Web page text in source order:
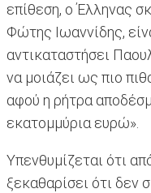
επίθεση, ο Έλληνας
Φώτης Ιωαννίδης,
αντικαταστήσει
να μοιάζει ως πιο
αφού η ρήτρα
εκατομμύρια ευρώ».
Υπενθυμίζεται ότι
ξεκαθαρίσει ότι δεν